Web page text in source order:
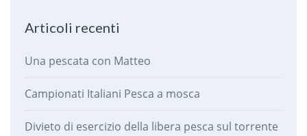
Articoli recenti
Una pescata con Matteo
Campionati Italiani Pesca a mosca
Divieto di esercizio della libera pesca sul torrente